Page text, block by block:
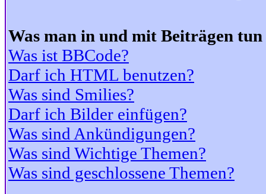
Was man in und mit Beiträgen
Was ist BBCode?
Darf ich HTML benutzen?
Was sind Smilies?
Darf ich Bilder einfügen?
Was sind Ankündigungen?
Was sind Wichtige Themen?
Was sind geschlossene Themen?